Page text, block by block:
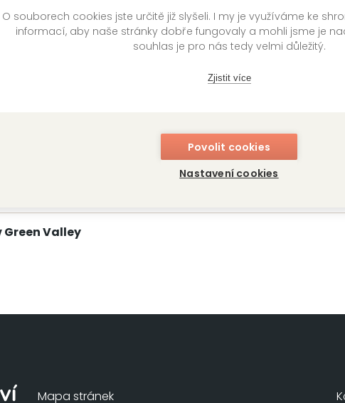
O souborech cookies jste určitě již slyšeli. I my je využíváme ke
informací, aby naše stránky dobře fungovaly a mohli jsme je
souhlas je pro nás tedy velmi důležitý.
Zjistit více
Povolit cookies
Nastavení cookies
Valley
Mapa stránek